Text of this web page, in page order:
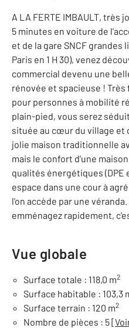
A LA FERTE IMBAULT, très
5 minutes en voiture de
et de la gare SNCF
Paris en 1 H 30), venez
commercial devenu une
rénovée et spacieuse !
pour personnes à mobilité
plain-pied, vous serez
située au cœur du village et
jolie maison traditionnelle
mais le confort d'une
qualités énergétiques (DPE
espace dans une cour à
l'on accède par une
emménagez rapidement,
Vue globale
Surface totale : 118,0 m2
Surface habitable : 103,3
Surface terrain : 120 m2
Nombre de pièces : 5